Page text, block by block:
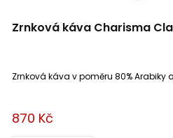
Zrnková káva Charisma
870 Kč
Zrnková káva v poměru 80% Arabiky